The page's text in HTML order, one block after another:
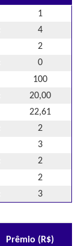
1
4
2
0
100
20,00
22,61
2
3
2
2
3
Prêmio (R$)